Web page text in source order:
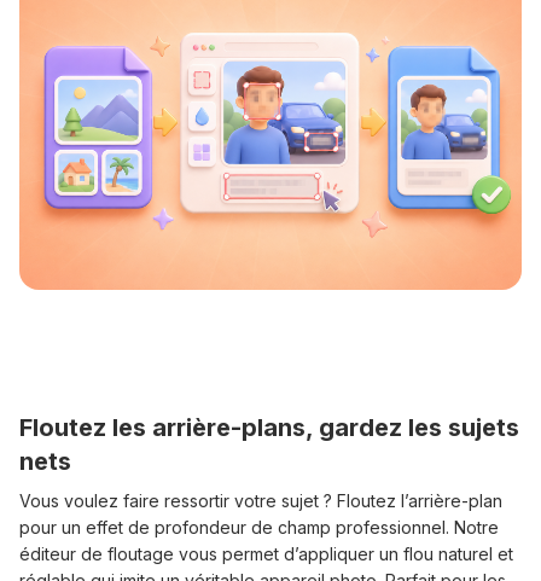
Floutez les arrière-plans, gardez les sujets
nets
Vous voulez faire ressortir votre sujet ? Floutez l’arrière-plan
pour un effet de profondeur de champ professionnel. Notre
éditeur de floutage vous permet d’appliquer un flou naturel et